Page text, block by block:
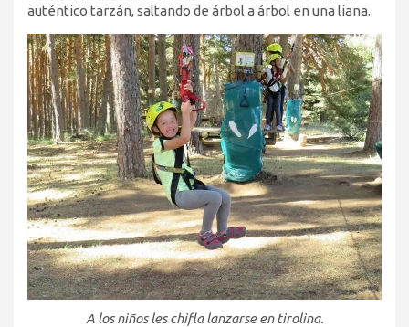
auténtico tarzán, saltando de árbol a árbol en una liana.
A los niños les chifla lanzarse en tirolina.